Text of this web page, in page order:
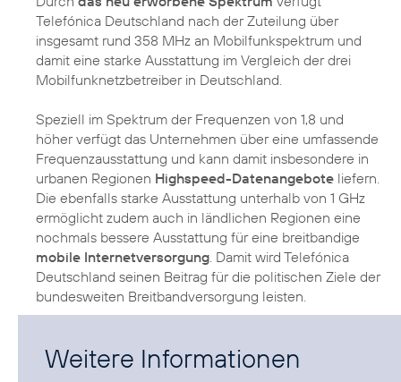
Telefónica Deutschland nach der Zuteilung über
insgesamt rund 358 MHz an Mobilfunkspektrum und
damit eine starke Ausstattung im Vergleich der drei
Mobilfunknetzbetreiber in Deutschland.
Speziell im Spektrum der Frequenzen von 1,8 und
höher verfügt das Unternehmen über eine umfassende
Frequenzausstattung und kann damit insbesondere in
urbanen Regionen Highspeed-Datenangebote liefern.
Die ebenfalls starke Ausstattung unterhalb von 1 GHz
ermöglicht zudem auch in ländlichen Regionen eine
nochmals bessere Ausstattung für eine breitbandige
mobile Internetversorgung. Damit wird Telefónica
Deutschland seinen Beitrag für die politischen Ziele der
bundesweiten Breitbandversorgung leisten.
Weitere Informationen